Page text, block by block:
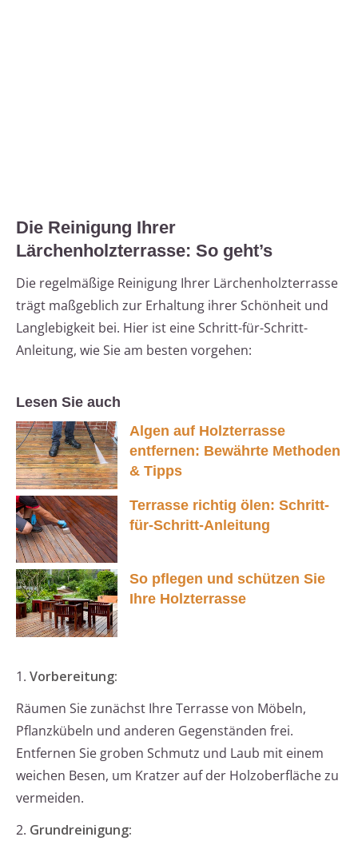
Die Reinigung Ihrer
Lärchenholzterrasse: So geht’s
Die regelmäßige Reinigung Ihrer Lärchenholzterrasse
trägt maßgeblich zur Erhaltung ihrer Schönheit und
Langlebigkeit bei. Hier ist eine Schritt-für-Schritt-
Anleitung, wie Sie am besten vorgehen:
Lesen Sie auch
Algen auf Holzterrasse
entfernen: Bewährte Methoden
& Tipps
Terrasse richtig ölen: Schritt-
für-Schritt-Anleitung
So pflegen und schützen Sie
Ihre Holzterrasse
1. Vorbereitung:
Räumen Sie zunächst Ihre Terrasse von Möbeln,
Pflanzkübeln und anderen Gegenständen frei.
Entfernen Sie groben Schmutz und Laub mit einem
weichen Besen, um Kratzer auf der Holzoberfläche zu
vermeiden.
2. Grundreinigung: